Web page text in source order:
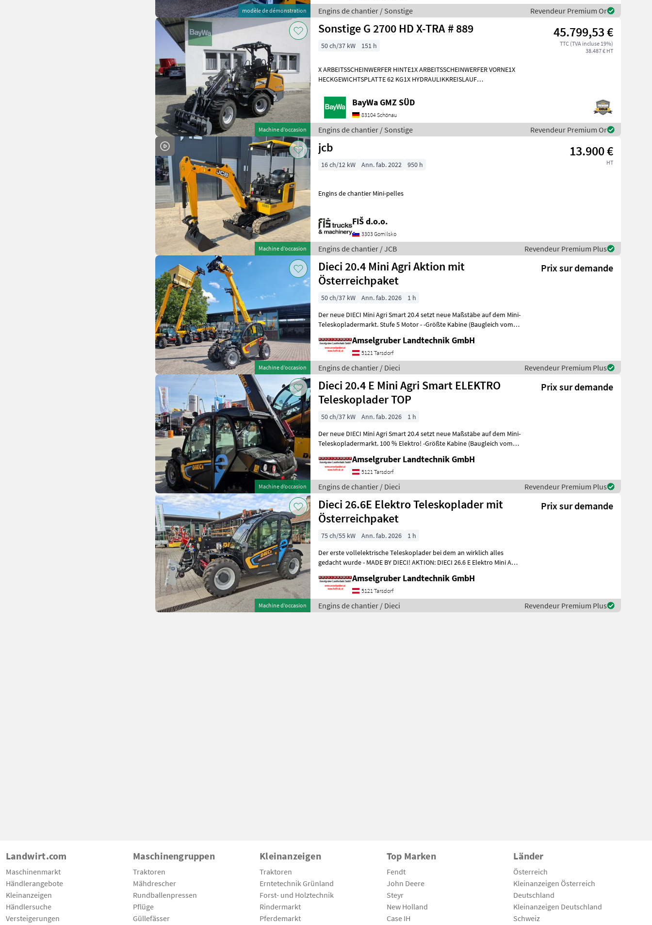
modèle de démonstration Engins de chantier / Sonstige Revendeur Premium Or
Machine d’occasion
Sonstige G 2700 HD X-TRA # 889 45.799,53 €
TTC (TVA incluse 19%)
38.487 € HT
50 ch/37 kW 151 h
X ARBEITSSCHEINWERFER HINTE1X ARBEITSSCHEINWERFER VORNE1X
HECKGEWICHTSPLATTE 62 KG1X HYDRAULIKKREISLAUF
KMDRUCKFREIERBayWa GMZ SÜD
83104 Schönau
Engins de chantier / Sonstige Revendeur Premium Or
Machine d’occasion
jcb 13.900 €
HT
16 ch/12 kW Ann. fab. 2022 950 h
Engins de chantier Mini-pelles
FIŠ d.o.o.
3303 Gomilsko
Engins de chantier / JCB Revendeur Premium Plus
Machine d’occasion
Dieci 20.4 Mini Agri Aktion mit
Österreichpaket
Prix sur demande
50 ch/37 kW Ann. fab. 2026
1 h
Der neue DIECI Mini Agri Smart 20.4 setzt neue Maßstäbe auf dem Mini-
Teleskopladermarkt. Stufe 5 Motor - -Größte Kabine (Baugleich vom
Amselgruber Landtechnik GmbH
5121 Tarsdorf
Engins de chantier / Dieci Revendeur Premium Plus
Machine d’occasion
Dieci 20.4 E Mini Agri Smart ELEKTRO
Teleskoplader TOP
Prix sur demande
50 ch/37 kW Ann. fab. 2026
1 h
Der neue DIECI Mini Agri Smart 20.4 setzt neue Maßstäbe auf dem Mini-
Teleskopladermarkt. 100 % Elektro! -Größte Kabine (Baugleich vom
Amselgruber Landtechnik GmbH
5121 Tarsdorf
Engins de chantier / Dieci Revendeur Premium Plus
Machine d’occasion
Dieci 26.6E Elektro Teleskoplader mit
Österreichpaket
Prix sur demande
75 ch/55 kW Ann. fab. 2026
1 h
Der erste vollelektrische Teleskoplader bei dem an wirklich alles
gedacht wurde - MADE BY DIECI! AKTION: DIECI 26.6 E Elektro Mini Agri
Amselgruber Landtechnik GmbH
5121 Tarsdorf
Engins de chantier / Dieci Revendeur Premium Plus
Landwirt.com
Maschinenmarkt
Händlerangebote
Kleinanzeigen
Händlersuche
Versteigerungen
Maschinengruppen
Traktoren
Mähdrescher
Rundballenpressen
Pflüge
Güllefässer
Kleinanzeigen
Traktoren
Erntetechnik Grünland
Forst- und Holztechnik
Rindermarkt
Pferdemarkt
Top Marken
Fendt
John Deere
Steyr
New Holland
Case IH
Länder
Österreich
Kleinanzeigen Österreich
Deutschland
Kleinanzeigen Deutschland
Schweiz